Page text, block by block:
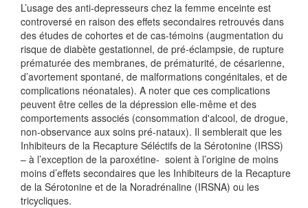
L’usage des anti-depresseurs chez la femme enceinte est
controversé en raison des effets secondaires retrouvés dans
des études de cohortes et de cas-témoins (augmentation du
risque de diabète gestationnel, de pré-éclampsie, de rupture
prématurée des membranes, de prématurité, de césarienne,
d’avortement spontané, de malformations congénitales, et de
complications néonatales). A noter que ces complications
peuvent être celles de la dépression elle-même et des
comportements associés (consommation d'alcool, de drogue,
non-observance aux soins pré-nataux). Il semblerait que les
Inhibiteurs de la Recapture Séléctifs de la Sérotonine (IRSS)
– à l’exception de la paroxétine- soient à l’origine de moins
moins d’effets secondaires que les Inhibiteurs de la Recapture
de la Sérotonine et de la Noradrénaline (IRSNA) ou les
tricycliques.